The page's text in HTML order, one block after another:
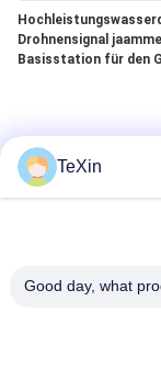
Drohnensignal
Basisstation für den
TeXin
Good day, what